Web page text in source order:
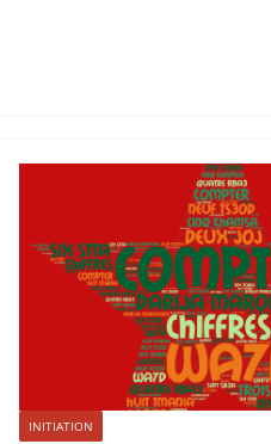
INITIATION